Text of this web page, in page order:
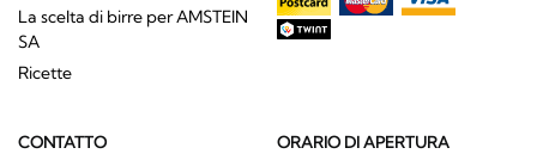
La scelta di birre per AMSTEIN
SA
Ricette
CONTATTO ORARIO DI APERTURA